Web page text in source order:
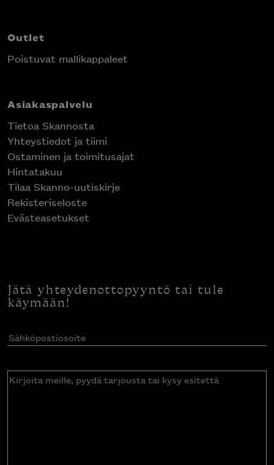
Outlet
Poistuvat mallikappaleet
Asiakaspalvelu
Tietoa Skannosta
Yhteystiedot ja tiimi
Ostaminen ja toimitusajat
Hintatakuu
Tilaa Skanno-uutiskirje
Rekisteriseloste
Evästeasetukset
Jätä yhteydenottopyyntö tai tule
käymään!
Sähköpostiosoite(Pakollinen)
Kirjoita